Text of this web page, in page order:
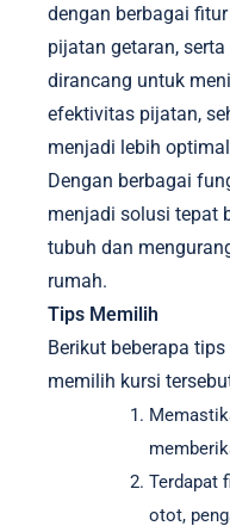
dengan berbagai
pijatan getaran,
dirancang untuk
efektivitas pijatan,
menjadi lebih
Dengan berbagai
menjadi solusi tepat
tubuh dan
rumah.
Tips Memilih
Berikut beberapa
memilih kursi
Terdapat
otot,